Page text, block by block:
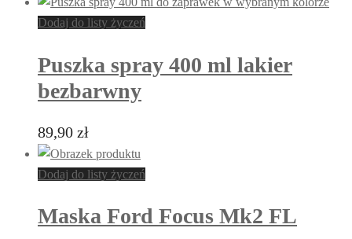
Dodaj do listy życzeń
Puszka spray 400 ml lakier
bezbarwny
89,90 zł
Dodaj do listy życzeń
Maska Ford Focus Mk2 FL